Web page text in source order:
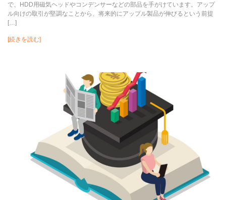
で、HDD用磁気ヘッドやコンデンサーなどの部品を手がけています。アップ
ル向けの取引が堅調なことから、将来的にアップル製品が伸びるという前提
[…]
[続きを読む]